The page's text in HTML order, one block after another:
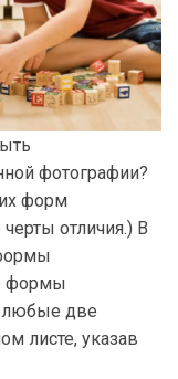
фотографии?
форм
отличия.) В
формы
любые две
листе, указав